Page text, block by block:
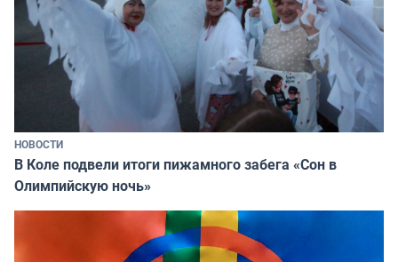
НОВОСТИ
В Коле подвели итоги пижамного забега «Сон в
Олимпийскую ночь»